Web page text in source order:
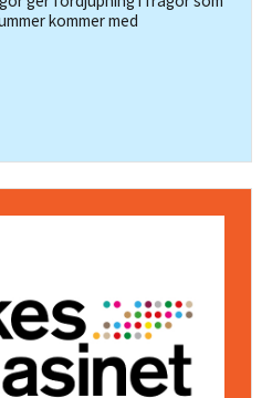
kommer med